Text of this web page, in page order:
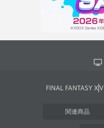
関連商品